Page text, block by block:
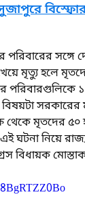
সঙ্গে
মৃত্যু হলে
পরিবারগুলিকে
বিষয়টা
থেকে মৃতদের ৫০
ঘটনা নিয়ে
বিধায়ক